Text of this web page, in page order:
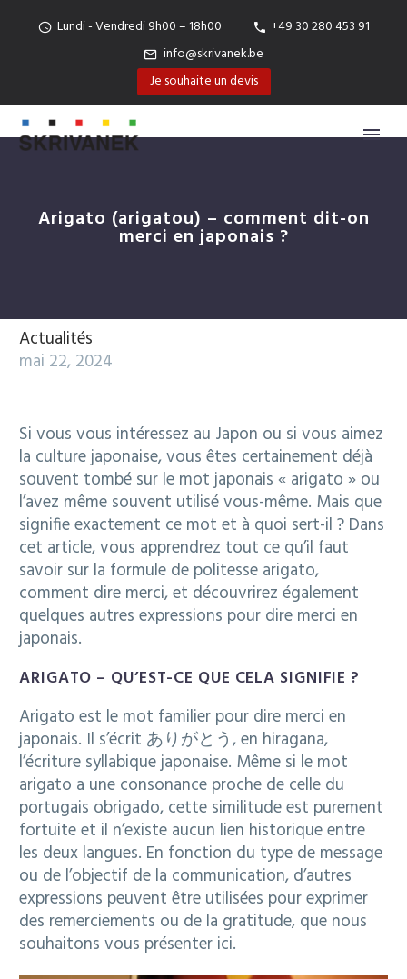
Lundi - Vendredi 9h00 – 18h00
+49 30 280 453 91
info@skrivanek.be
Je souhaite un devis
Français
Arigato (arigatou) – comment dit-on
merci en japonais ?
Actualités
mai 22, 2024
Si vous vous intéressez au Japon ou si vous aimez
la culture japonaise, vous êtes certainement déjà
souvent tombé sur le mot japonais « arigato » ou
l’avez même souvent utilisé vous-même. Mais que
signifie exactement ce mot et à quoi sert-il ? Dans
cet article, vous apprendrez tout ce qu’il faut
savoir sur la formule de politesse arigato,
comment dire merci, et découvrirez également
quelques autres expressions pour dire merci en
japonais.
ARIGATO – QU’EST-CE QUE CELA SIGNIFIE ?
Arigato est le mot familier pour dire merci en
japonais. Il s’écrit ありがとう, en hiragana,
l’écriture syllabique japonaise. Même si le mot
arigato a une consonance proche de celle du
portugais obrigado, cette similitude est purement
fortuite et il n’existe aucun lien historique entre
les deux langues. En fonction du type de message
ou de l’objectif de la communication, d’autres
expressions peuvent être utilisées pour exprimer
des remerciements ou de la gratitude, que nous
souhaitons vous présenter ici.